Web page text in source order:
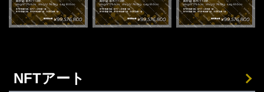
NFTアート